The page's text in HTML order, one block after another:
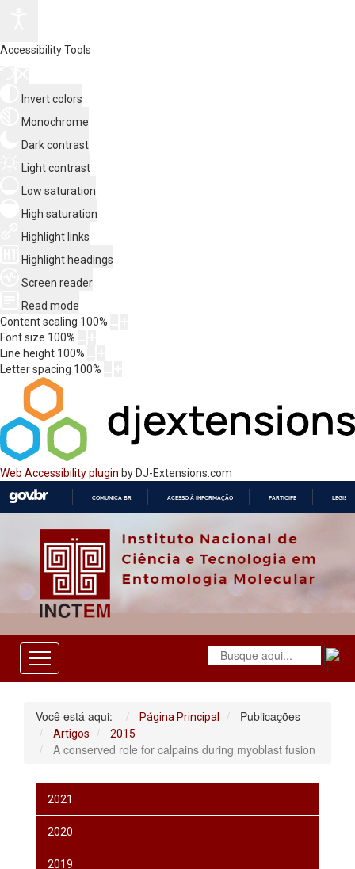
Accessibility Tools
Invert colors
Monochrome
Dark contrast
Light contrast
Low saturation
High saturation
Highlight links
Highlight headings
Screen reader
Read mode
Content scaling 100%
Font size 100%
Line height 100%
Letter spacing 100%
Web Accessibility plugin by DJ-Extensions.com
O
COMUNICA BR ACESSO À INFORMAÇÃO PARTICIPE
Você está aqui: Página Principal Publicações
Artigos 2015
A conserved role for calpains during myoblast fusion
2021
2020
2019